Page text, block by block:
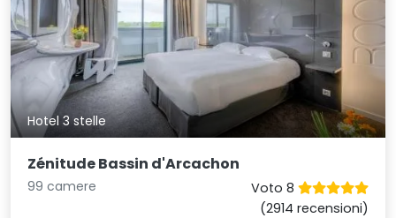
Hotel 3 stelle
Zénitude Bassin d'Arcachon
99 camere
Voto 8
(2914 recensioni)